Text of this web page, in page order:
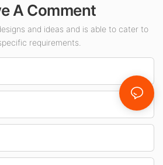
A Comment
and ideas and is able to cater to
requirements.